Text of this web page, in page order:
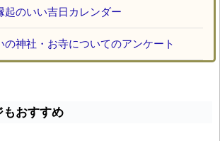
起のいい吉日カレンダー
の神社・お寺についてのアンケート
もおすすめ